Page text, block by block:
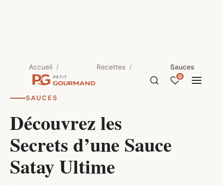
0
Accueil Recettes Sauces
SAUCES
Découvrez les
Secrets d’une Sauce
Satay Ultime